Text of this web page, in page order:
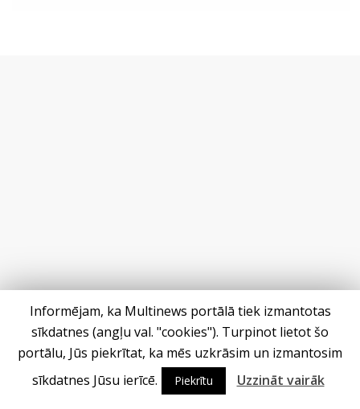
Informējam, ka Multinews portālā tiek izmantotas
sīkdatnes (angļu val. "cookies"). Turpinot lietot šo
portālu, Jūs piekrītat, ka mēs uzkrāsim un izmantosim
sīkdatnes Jūsu ierīcē.
Piekrītu Uzzināt vairāk